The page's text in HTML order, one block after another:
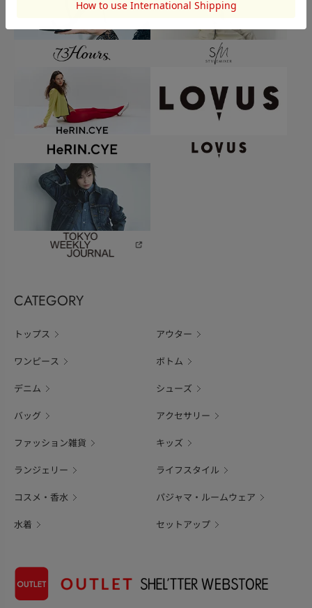
CATEGORY
トップス アウター
ワンピース ボトム
デニム シューズ
バッグ アクセサリー
ファッション雑貨 キッズ
ランジェリー ライフスタイル
コスメ・香水 パジャマ・ルームウェア
水着 セットアップ